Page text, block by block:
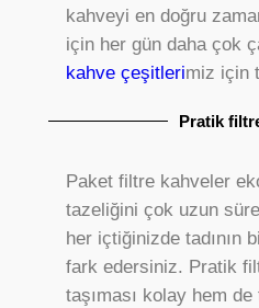
kahveyi en doğru
için her gün daha çok
kahve çeşitlerimiz için
Pratik
Paket filtre kahveler
tazeliğini çok uzun
her içtiğinizde tadının
fark edersiniz. Pratik
taşıması kolay hem